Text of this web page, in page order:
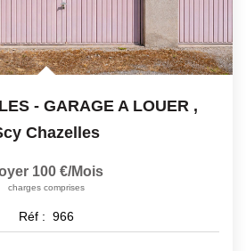
- GARAGE A LOUER ,
Chazelles
100 €/mois
charges comprises
Réf : 966